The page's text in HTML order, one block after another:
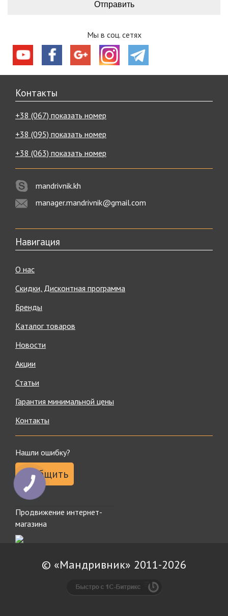
Мы в соц. сетях
Контакты
+38 (067) показать номер
+38 (095) показать номер
+38 (063) показать номер
mandrivnik.kh
manager.mandrivnik@gmail.com
Навигация
О нас
Скидки, Дисконтная программа
Бренды
Каталог товаров
Новости
Акции
Статьи
Гарантия минимальной цены
Контакты
Нашли ошибку?
Сообщить
Продвижение интернет-
магазина
© «Мандривник» 2011-2026
КНОПКА
ЗВ'ЯЗКУ